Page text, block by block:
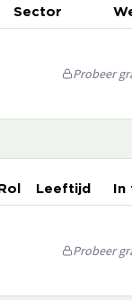
Sector
Probeer
Rol Leeftijd
Probeer